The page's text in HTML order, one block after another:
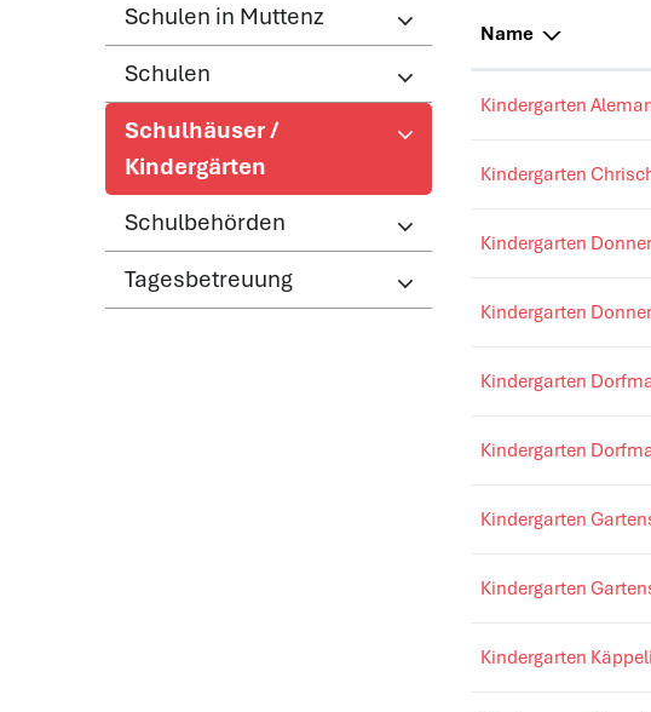
Schulen in Muttenz
Schulen
Schulhäuser /
Kindergärten
(ausgewählt)
Schulbehörden
Tagesbetreuung
Name
Kindergarten
Kindergarten
Kindergarten
Kindergarten
Kindergarten
Kindergarten
Kindergarten
Kindergarten
Kindergarten